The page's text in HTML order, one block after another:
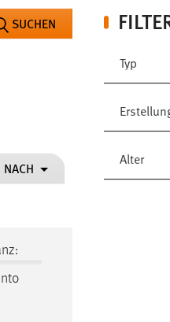
Typ
Alter
SUCHEN
NACH